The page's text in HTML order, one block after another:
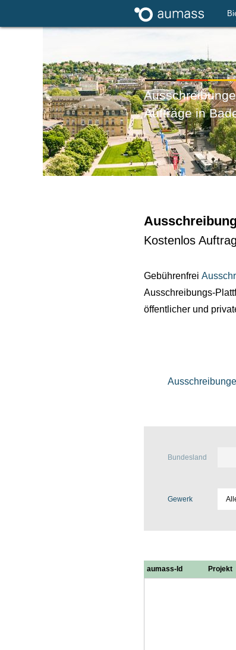
Aufträge in
Kostenlos
Gebührenfrei
Ausschreibungs-
öffentlicher und
Bundesland
Gewerk
aumass-Id Projekt